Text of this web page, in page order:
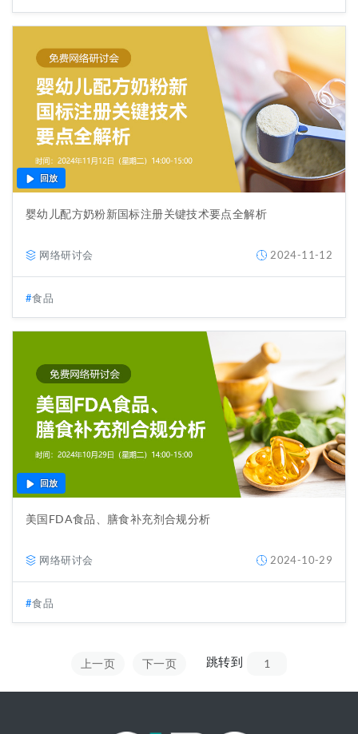
回放
婴幼儿配方奶粉新国标注册关键技术要点全解析
网络研讨会 2024-11-12
食品
回放
美国FDA食品、膳食补充剂合规分析
网络研讨会 2024-10-29
食品
上一页 下一页 跳转到